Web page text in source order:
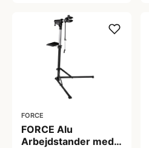
FORCE
FORCE Alu
Arbejdstander med